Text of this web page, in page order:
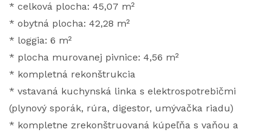
* celková plocha: 45,07 m²
* obytná plocha: 42,28 m²
* loggia: 6 m²
* plocha murovanej pivnice: 4,56 m²
* kompletná rekonštrukcia
* vstavaná kuchynská linka s elektrospotrebičmi
(plynový sporák, rúra, digestor, umývačka riadu)
* kompletne zrekonštruovaná kúpeľňa s vaňou a